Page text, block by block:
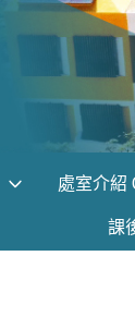
處室介紹
課